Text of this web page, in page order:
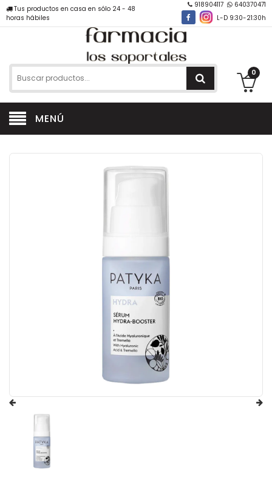
Tus productos en casa en sólo 24 - 48
horas hábiles
918904117
640370471
L-D 9:30-21:30h
0
MENÚ